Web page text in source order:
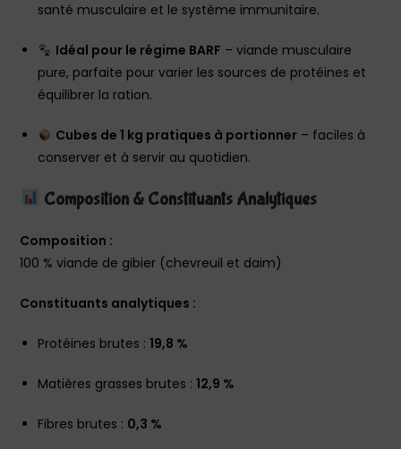
santé musculaire et le système immunitaire.
Idéal pour le régime BARF – viande musculaire
pure, parfaite pour varier les sources de protéines et
équilibrer la ration.
Cubes de 1 kg pratiques à portionner – faciles à
conserver et à servir au quotidien.
Composition & Constituants Analytiques
Composition :
100 % viande de gibier (chevreuil et daim)
Constituants analytiques :
Protéines brutes :19,8 %
Matières grasses brutes :12,9 %
Fibres brutes : 0,3 %